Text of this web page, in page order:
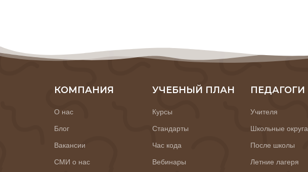
КОМПАНИЯ
О нас
Блог
Вакансии
СМИ о нас
УЧЕБНЫЙ ПЛАН
Курсы
Стандарты
Час кода
Вебинары
ПЕДАГОГИ
Учителя
Школьные округа
После школы
Летние лагеря